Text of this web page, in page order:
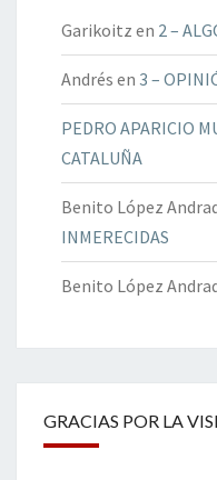
Garikoitz en 2 –
Andrés en 3 –
PEDRO APARICIO
CATALUÑA
Benito López
INMERECIDAS
Benito López
GRACIAS POR LA